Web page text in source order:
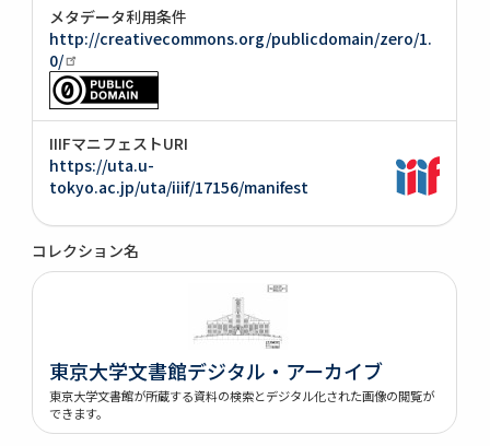
メタデータ利用条件
http://creativecommons.org/publicdomain/zero/1.
0/
IIIFマニフェストURI
https://uta.u-
tokyo.ac.jp/uta/iiif/17156/manifest
コレクション名
東京大学文書館デジタル・アーカイブ
東京大学文書館が所蔵する資料の検索とデジタル化された画像の閲覧が
できます。